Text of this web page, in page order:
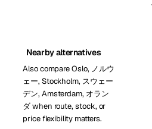
Nearby alternatives
Also compare Oslo, ノルウ
ェー, Stockholm, スウェー
デン, Amsterdam, オラン
ダ when route, stock, or
price flexibility matters.